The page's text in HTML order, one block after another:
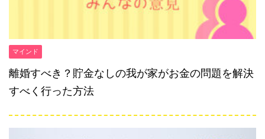
マインド
離婚すべき？貯金なしの我が家がお金の問題を解決
すべく行った方法